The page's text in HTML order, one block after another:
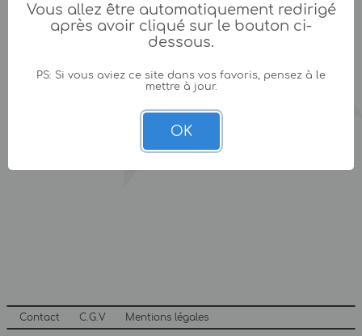
Contact C.G.V Mentions légales
Vous allez être automatiquement redirigé
après avoir cliqué sur le bouton ci-
dessous.
PS: Si vous aviez ce site dans vos favoris, pensez à le
mettre à jour.
OK